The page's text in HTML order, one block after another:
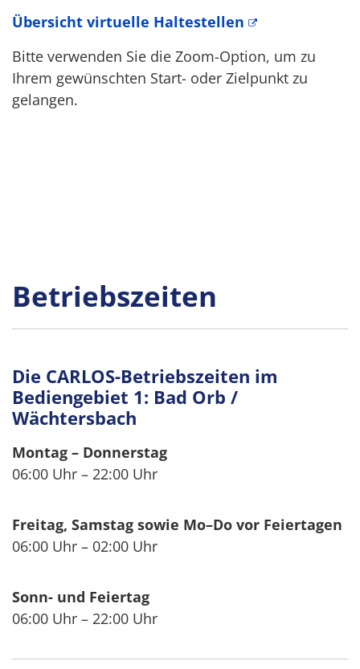
Übersicht virtuelle Haltestellen
Bitte verwenden Sie die Zoom-Option, um zu
Ihrem gewünschten Start- oder Zielpunkt zu
gelangen.
Betriebszeiten
Die CARLOS-Betriebszeiten im
Bediengebiet 1: Bad Orb /
Wächtersbach
Montag – Donnerstag
06:00 Uhr – 22:00 Uhr
Freitag, Samstag sowie Mo–Do vor Feiertagen
06:00 Uhr – 02:00 Uhr
Sonn- und Feiertag
06:00 Uhr – 22:00 Uhr